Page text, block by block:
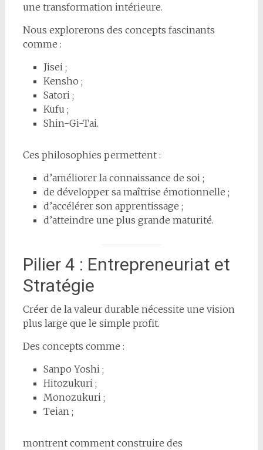
une transformation intérieure.
Nous explorerons des concepts fascinants
comme :
Jisei ;
Kensho ;
Satori ;
Kufu ;
Shin-Gi-Tai.
Ces philosophies permettent :
d’améliorer la connaissance de soi ;
de développer sa maîtrise émotionnelle ;
d’accélérer son apprentissage ;
d’atteindre une plus grande maturité.
Pilier 4 : Entrepreneuriat et
Stratégie
Créer de la valeur durable nécessite une vision
plus large que le simple profit.
Des concepts comme :
Sanpo Yoshi ;
Hitozukuri ;
Monozukuri ;
Teian ;
montrent comment construire des